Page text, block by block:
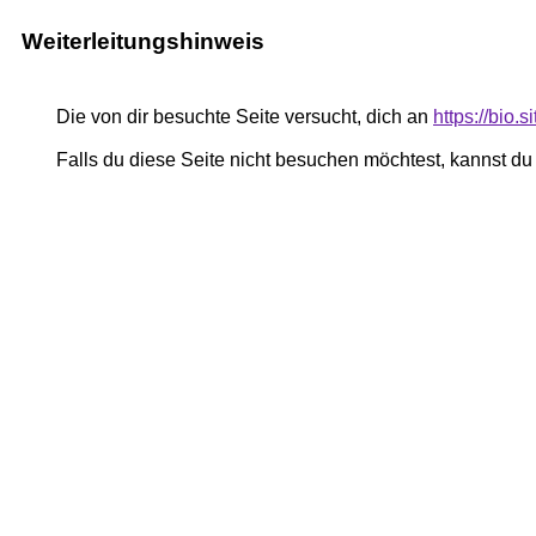
Weiterleitungshinweis
Die von dir besuchte Seite versucht, dich an https://
Falls du diese Seite nicht besuchen möchtest, kannst du